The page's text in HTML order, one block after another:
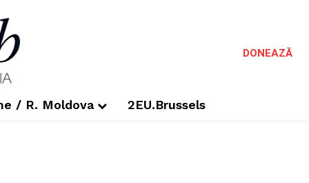
DONEAZĂ
/ R. Moldova 2EU.Brussels